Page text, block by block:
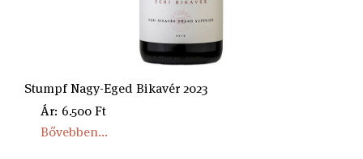
Stumpf Nagy-Eged Bikavér 2023
Ár: 6.500 Ft
Bővebben...